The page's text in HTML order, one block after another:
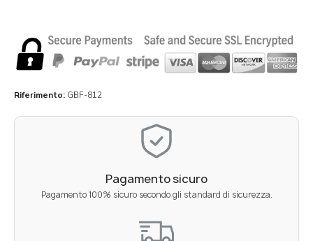
Riferimento GBF-812
Pagamento sicuro
Pagamento 100% sicuro secondo gli standard di sicurezza.